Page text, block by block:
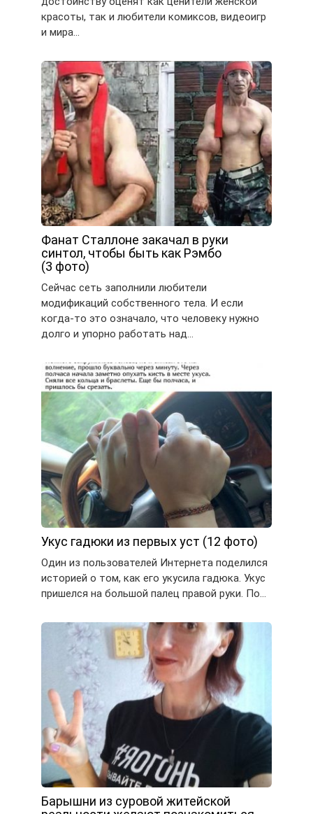
красоты, так и любители комиксов, видеоигр
и мира…
Фанат Сталлоне закачал в руки
синтол, чтобы быть как Рэмбо
(3 фото)
Сейчас сеть заполнили любители
модификаций собственного тела. И если
когда-то это означало, что человеку нужно
долго и упорно работать над…
Укус гадюки из первых уст (12 фото)
Один из пользователей Интернета поделился
историей о том, как его укусила гадюка. Укус
пришелся на большой палец правой руки. По…
Барышни из суровой житейской